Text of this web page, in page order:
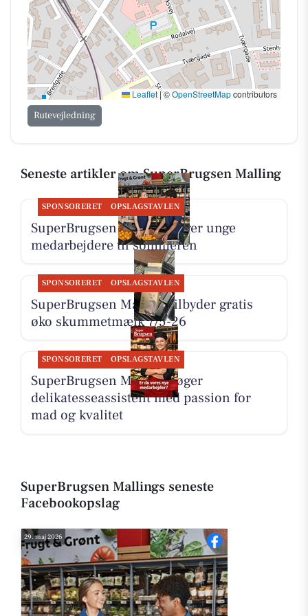
For flere opdateringer om tilbud og begivenheder
kan du følge SuperBrugsen Malling på deres
Facebookside eller besøge dereshjemmesidefor
mere information.
Leaflet|©OpenStreetMapcontributors
Rutevejledning
Seneste artikler om SuperBrugsen Malling
SPONSORERET OPSLAGSTAVLEN
SuperBrugsen Malling søger unge
medarbejdere til sommeren
SPONSORERET OPSLAGSTAVLEN
SuperBrugsen Malling tilbyder gratis
øko skummetmælk 7/5-26
SPONSORERET OPSLAGSTAVLEN
SuperBrugsen Malling søger
delikatesseassistent med passion for
mad og kvalitet
SuperBrugsen Mallings seneste
Facebookopslag
29. maj 2026